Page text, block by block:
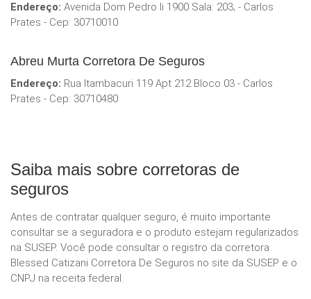
Endereço: Avenida Dom Pedro Ii 1900 Sala: 203; - Carlos
Prates - Cep: 30710010
Abreu Murta Corretora De Seguros
Endereço: Rua Itambacuri 119 Apt 212 Bloco 03 - Carlos
Prates - Cep: 30710480
Saiba mais sobre corretoras de
seguros
Antes de contratar qualquer seguro, é muito importante
consultar se a seguradora e o produto estejam regularizados
na SUSEP. Você pode consultar o registro da corretora
Blessed Catizani Corretora De Seguros no site da SUSEP e o
CNPJ na receita federal.